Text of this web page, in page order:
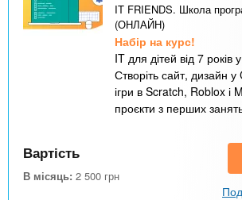
IT FRIENDS. Школа
(ОНЛАЙН)
Набір на курс!
IT для дітей від 7 років
Створіть сайт, дизайн у
ігри в Scratch, Roblox і
проєкти з перших
Вартість
В місяць: 2 500 грн